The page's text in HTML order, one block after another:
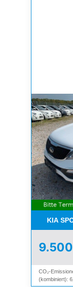
KIA
9.500
CO₂-
(kombiniert):